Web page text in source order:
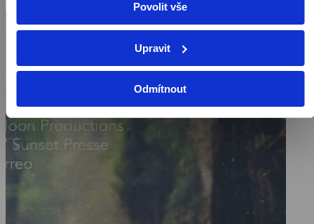
Povolit vše
Upravit
Odmítnout